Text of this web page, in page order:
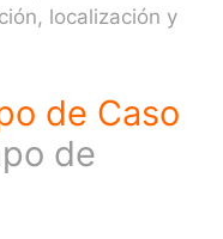
localización y
de Caso
de